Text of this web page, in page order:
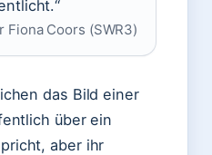
Fiona Coors (SWR3)
das Bild einer
über ein
aber ihr